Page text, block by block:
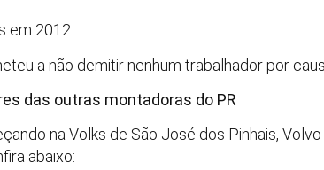
em 2012
a não demitir nenhum trabalhador por
das outras montadoras do PR
na Volks de São José dos Pinhais,
abaixo: